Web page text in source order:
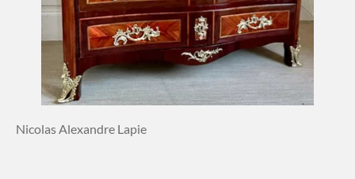
Nicolas Alexandre Lapie